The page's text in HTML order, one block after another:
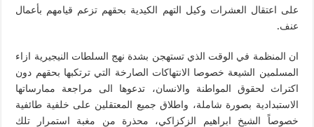
على اعتقال العشرات وكيل التهم الكيدية بحقهم تزعم قيامهم بأعمال
عنف.
ان المنظمة في الوقت الذي تستهجن بشدة نهج السلطات النيجيرية ازاء
المسلمين الشيعة خصوصا الانتهاكات الصارخة التي ترتكبها بحقهم دون
اكتراث لحقوق المواطنة والانسان، تدعوها الى مراجعة ممارساتها
الاستبدادية بصورة شاملة، واطلاق جميع المعتقلين على خلفية طائفية
خصوصاً الشيخ ابراهيم الزكزاكي، محذرة من مغبة استمرار تلك